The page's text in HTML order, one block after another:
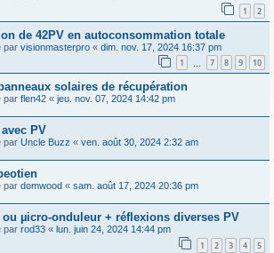
1 2
de 42PV en autoconsommation totale
par visionmasterpro « dim. nov. 17, 2024 16:37 pm
1 7 8 9 10
solaires de récupération
par flen42 « jeu. nov. 07, 2024 14:42 pm
PV
par Uncle Buzz « ven. août 30, 2024 2:32 am
par domwood « sam. août 17, 2024 20:36 pm
ou µicro-onduleur + réflexions diverses PV
par rod33 « lun. juin 24, 2024 14:44 pm
1 2 3 4 5